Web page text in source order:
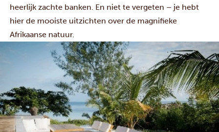
heerlijk zachte banken. En niet te vergeten – je hebt
hier de mooiste uitzichten over de magnifieke
Afrikaanse natuur.